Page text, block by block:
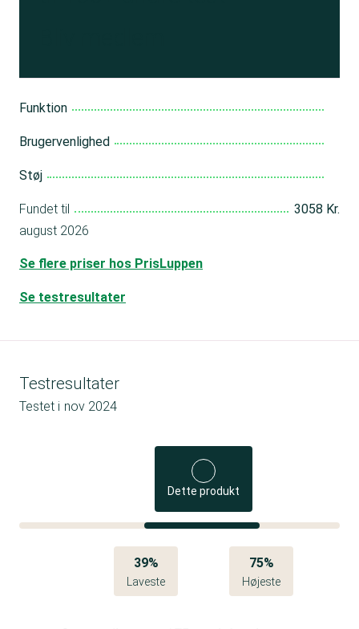
Funktion
Brugervenlighed
Støj
Fundet til
3058 Kr.
august 2026
Se flere priser hos PrisLuppen
Se testresultater
Testresultater
Testet i nov 2024
Dette produkt
39%
Laveste
75%
Højeste